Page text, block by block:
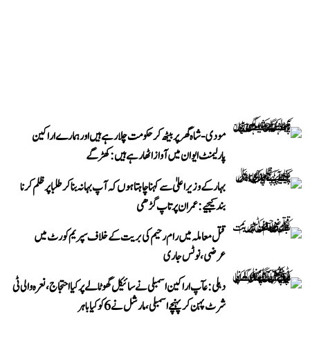
مودی-شاہ گھر پر بیٹھ کر حکومت چلا رہے ہیں اور ہمارے اراکین
پارلیمنٹ ایوان میں آواز اٹھا رہے ہیں: کھڑگے
بہار کے وزیر اعلیٰ سے کہنا چاہتا ہوں کہ آپ بہانہ بنا کر طلبا پر ظلم کرنا
بند کیجیے: عمران پرتاپ گڑھی
قتل معاملہ میں رام رحیم کی بریت کے خلاف سپریم کورٹ میں
عرضی، نوٹس جاری
دہلی: عآپ اراکین اسمبلی نے سائیکل گھوٹالے پر کیا احتجاج، نعرہ والی ٹی
شرٹ پہن کر پہنچے اسمبلی، مارشل نے 6 کو کیا باہر